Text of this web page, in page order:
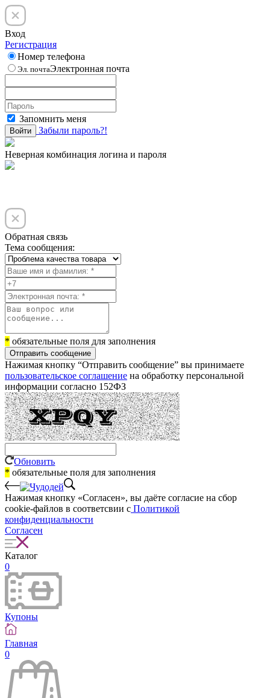
Вход
Регистрация
Номер телефона
Эл. почтаЭлектронная почта
Запомнить меня
Войти Забыли пароль?!
Неверная комбинация логина и пароля
Обратная связь
Тема сообщения:
* обязательные поля для заполнения
Отправить сообщение
Нажимая кнопку “Отправить сообщение” вы принимаете
пользовательское соглашение на обработку персональной
информации согласно 152ФЗ
Обновить
* обязательные поля для заполнения
Нажимая кнопку «Согласен», вы даёте cогласие на сбор
cookie-файлов в соответсвии с Политикой
конфиденциальности
Согласен
Каталог
0
Купоны
Главная
0